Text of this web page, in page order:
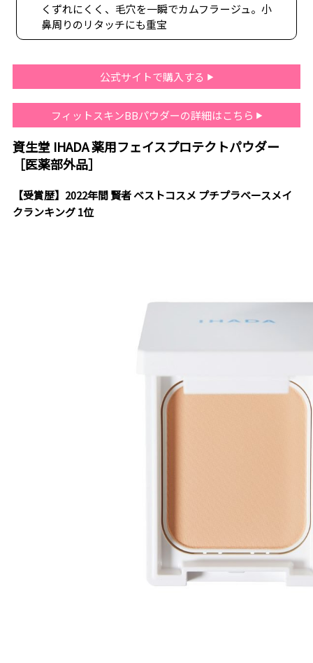
くずれにくく、毛穴を一瞬でカムフラージュ。小
鼻周りのリタッチにも重宝
公式サイトで購入する
フィットスキンBBパウダーの詳細はこちら
資生堂 IHADA 薬用フェイスプロテクトパウダー
［医薬部外品］
【受賞歴】2022年間 賢者 ベストコスメ プチプラベースメイ
クランキング 1位